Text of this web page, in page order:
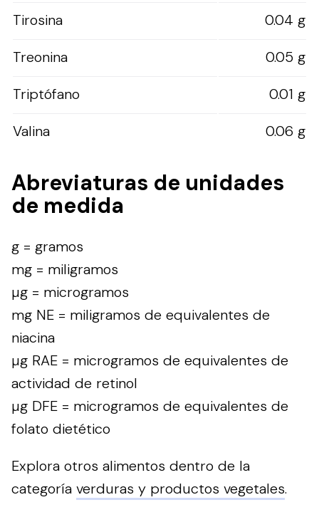
Tirosina
0.04 g
Treonina
0.05 g
Triptófano
0.01 g
Valina
0.06 g
Abreviaturas de unidades
de medida
g = gramos
mg = miligramos
µg = microgramos
mg NE = miligramos de equivalentes de
niacina
µg RAE = microgramos de equivalentes de
actividad de retinol
µg DFE = microgramos de equivalentes de
folato dietético
Explora otros alimentos dentro de la
categoría verduras y productos vegetales.